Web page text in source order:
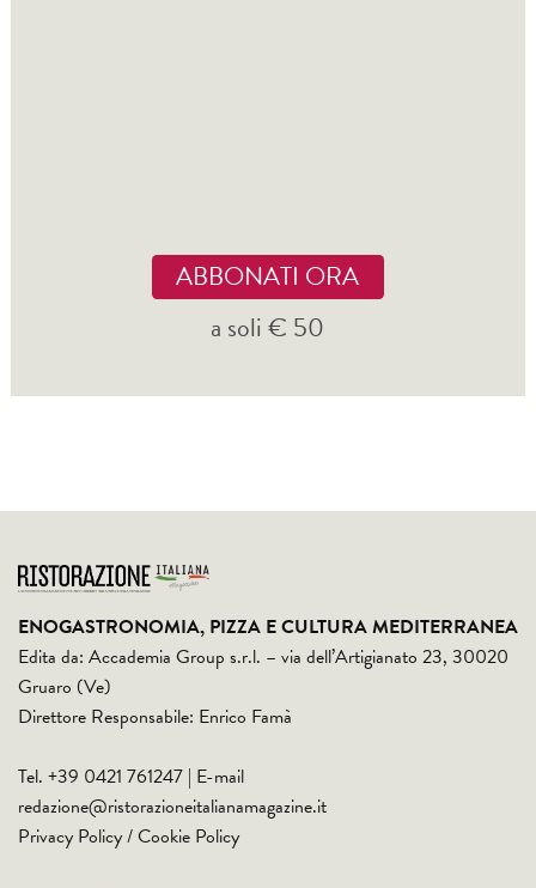
ABBONATI ORA
a soli € 50
ENOGASTRONOMIA, PIZZA E CULTURA MEDITERRANEA
Edita da: Accademia Group s.r.l. – via dell’Artigianato 23, 30020
Gruaro (Ve)
Direttore Responsabile: Enrico Famà
Tel. +39 0421 761247 | E-mail
redazione@ristorazioneitalianamagazine.it
Privacy Policy/Cookie Policy